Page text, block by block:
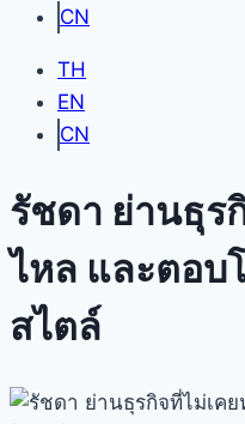
CN
TH
EN
CN
รัชดา ย่านธุร
ไหล และตอบ
สไตล์